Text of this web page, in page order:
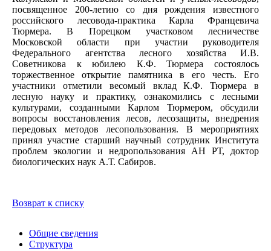
посвященное 200-летию со дня рождения известного
российского лесовода-практика Карла Францевича
Тюрмера. В Порецком участковом лесничестве
Московской области при участии руководителя
Федерального агентства лесного хозяйства И.В.
Советникова к юбилею К.Ф. Тюрмера состоялось
торжественное открытие памятника в его честь. Его
участники отметили весомый вклад К.Ф. Тюрмера в
лесную науку и практику, ознакомились с лесными
культурами, созданными Карлом Тюрмером, обсудили
вопросы восстановления лесов, лесозащиты, внедрения
передовых методов лесопользования. В мероприятиях
принял участие старший научный сотрудник Института
проблем экологии и недропользования АН РТ, доктор
биологических наук А.Т. Сабиров.
Возврат к списку
Общие сведения
Структура